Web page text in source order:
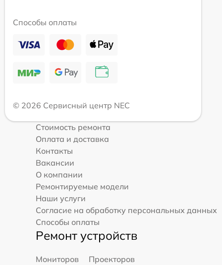
Способы оплаты
© 2026 Сервисный центр NEC
Стоимость ремонта
Оплата и доставка
Контакты
Вакансии
О компании
Ремонтируемые модели
Наши услуги
Согласие на обработку персональных данных
Способы оплаты
Ремонт устройств
Мониторов
Проекторов